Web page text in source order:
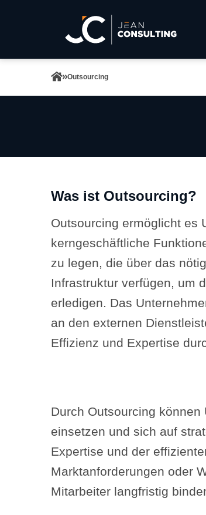
Outsourcing
Was ist Outsourcing?
Outsourcing ermöglicht es
kerngeschäftliche
zu legen, die über das
Infrastruktur verfügen, um
erledigen. Das
an den externen
Effizienz und Expertise
Durch Outsourcing
einsetzen und sich auf
Expertise und der
Marktanforderungen oder
Mitarbeiter langfristig